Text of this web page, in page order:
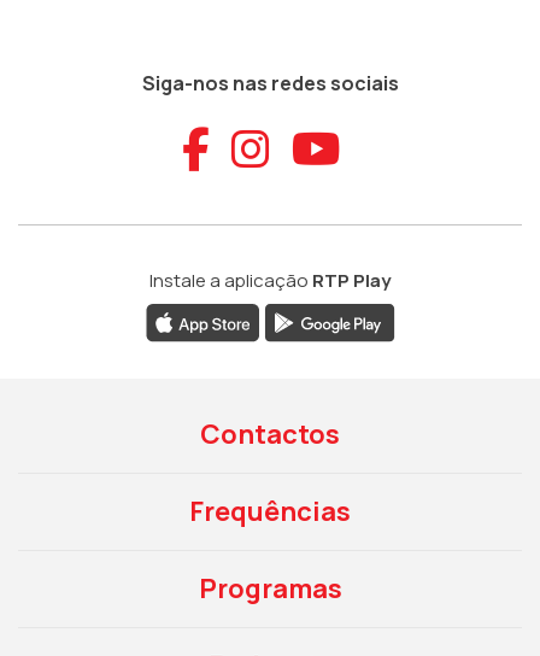
Siga-nos nas redes sociais
Aceder ao
Aceder ao
Aceder
Instale a aplicação RTP Play
Contactos
Frequências
Programas